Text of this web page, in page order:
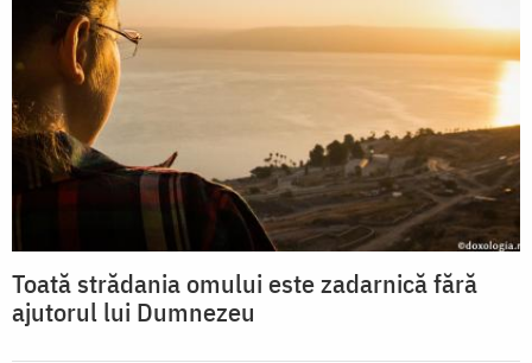
Toată strădania omului este zadarnică fără
ajutorul lui Dumnezeu